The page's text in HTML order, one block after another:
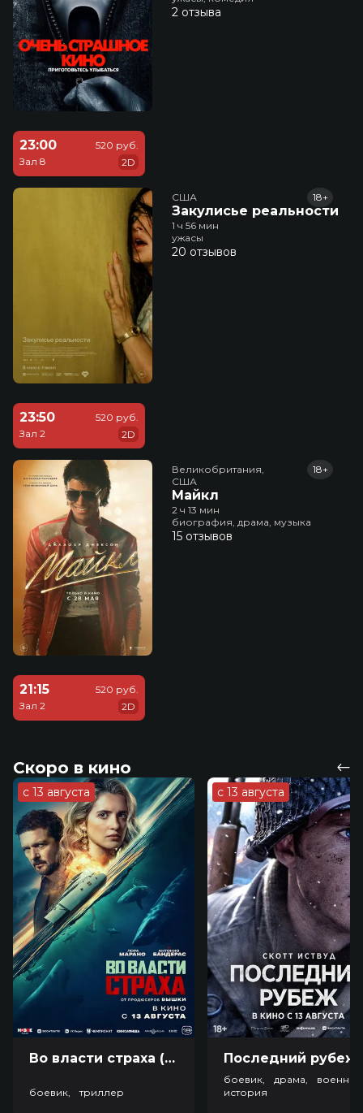
2 отзыва
23:00
Зал 8
520 руб.
2D
США
Закулисье реальности
18+
1 ч 56 мин
ужасы
20 отзывов
23:50
Зал 2
520 руб.
2D
Великобритания,
США
Майкл
18+
2 ч 13 мин
биография, драма, музыка
15 отзывов
21:15
Зал 2
520 руб.
2D
Скоро в кино
с 13 августа
Во власти страха (18+)
боевик, триллер
с 13 августа
боевик, драма,
история